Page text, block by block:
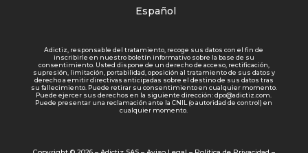
Español
Adictiz, responsable del tratamiento, recoge sus datos con el fin de
inscribirle en nuestro boletín informativo sobre la base de su
consentimiento. Usted dispone de un derecho de acceso, rectificación,
supresión, limitación, portabilidad, oposición al tratamiento de sus datos y
derecho a emitir directivas anticipadas sobre el destino de sus datos tras
su fallecimiento. Puede retirar su consentimiento en cualquier momento.
Puede ejercer sus derechos en la siguiente dirección: dpo@adictiz.com.
Puede presentar una reclamación ante la CNIL (o autoridad de control) en
cualquier momento.